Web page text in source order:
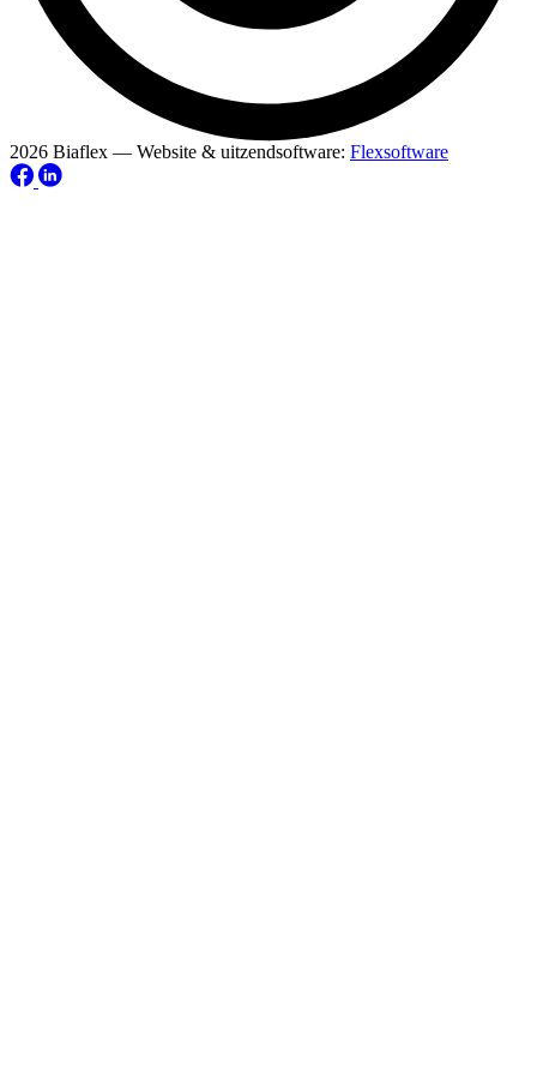
2026 Biaflex — Website & uitzendsoftware: Flexsoftware